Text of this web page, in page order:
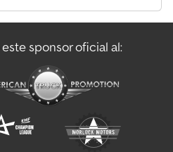
sponsor oficial al: